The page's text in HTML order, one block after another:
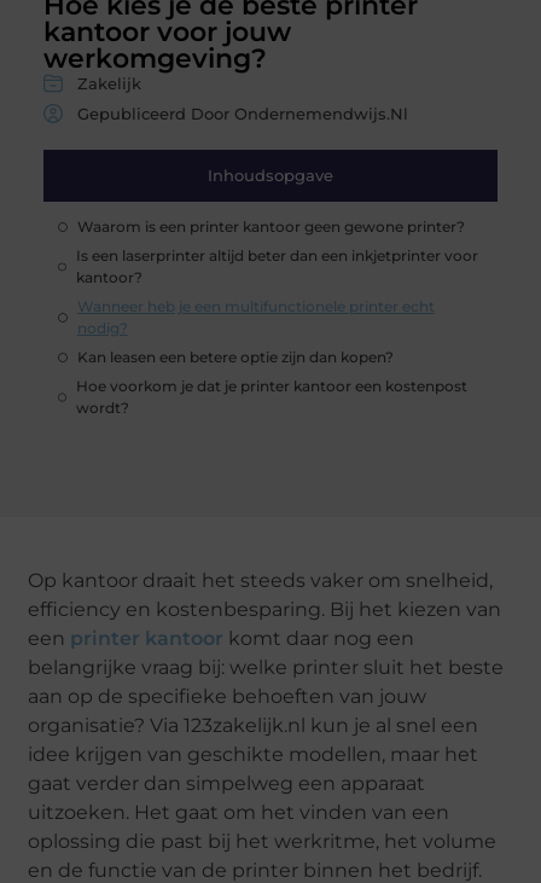
kantoor voor jouw
werkomgeving?
Zakelijk
Gepubliceerd Door Ondernemendwijs.nl
Inhoudsopgave
Waarom is een printer kantoor geen gewone printer?
Is een laserprinter altijd beter dan een inkjetprinter voor
kantoor?
Wanneer heb je een multifunctionele printer echt
nodig?
Kan leasen een betere optie zijn dan kopen?
Hoe voorkom je dat je printer kantoor een kostenpost
wordt?
Op kantoor draait het steeds vaker om snelheid,
efficiency en kostenbesparing. Bij het kiezen van
een printer kantoor komt daar nog een
belangrijke vraag bij: welke printer sluit het beste
aan op de specifieke behoeften van jouw
organisatie? Via 123zakelijk.nl kun je al snel een
idee krijgen van geschikte modellen, maar het
gaat verder dan simpelweg een apparaat
uitzoeken. Het gaat om het vinden van een
oplossing die past bij het werkritme, het volume
en de functie van de printer binnen het bedrijf.